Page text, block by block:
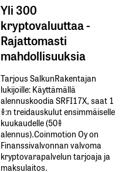
Yli 300
kryptovaluuttaa -
Rajattomasti
mahdollisuuksia
Tarjous SalkunRakentajan
lukijoille: Käyttämällä​ ​
alennuskoodia​ ​SRFI17X,​ ​saat​ ​1
%:n treidauskulut​ ​ensimmäiselle​ ​
kuukaudelle​ ​(50%​ ​
alennus).Coinmotion Oy on
Finanssivalvonnan valvoma
kryptovarapalvelun tarjoaja ja
maksulaitos.